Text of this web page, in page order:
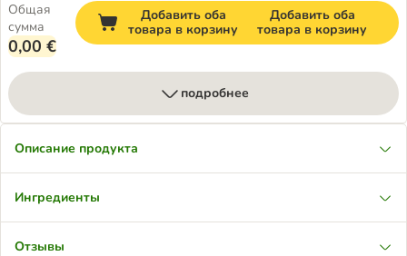
Общая
сумма
0,00 €
Добавить оба
товара в корзину
Добавить оба
товара в корзину
подробнее
Описание продукта
Ингредиенты
Отзывы